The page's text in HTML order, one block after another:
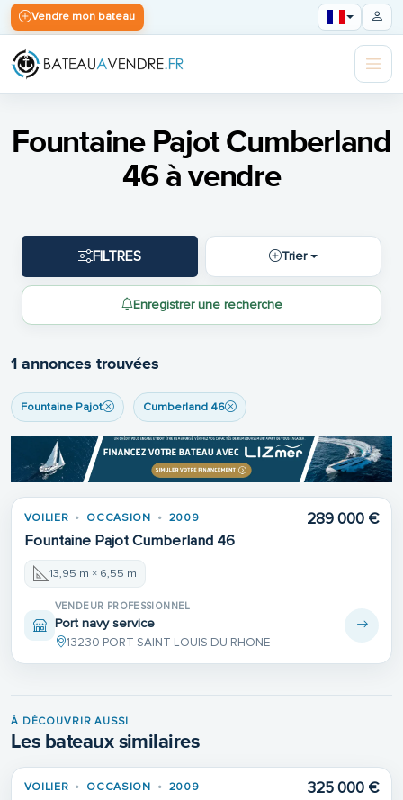
Vendre mon bateau
Fountaine Pajot Cumberland
46 à vendre
FILTRES Trier
Enregistrer une recherche
1 annonces trouvées
Fountaine Pajot Cumberland 46
VOILIER OCCASION 2009
Fountaine Pajot Cumberland 46
289 000 €
13,95 m × 6,55 m
VENDEUR PROFESSIONNEL
Port navy service
13230 PORT SAINT LOUIS DU RHONE
À DÉCOUVRIR AUSSI
Les bateaux similaires
VOILIER OCCASION 2009 325 000 €